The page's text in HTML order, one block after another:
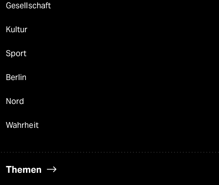
Gesellschaft
Kultur
Sport
Berlin
Nord
Wahrheit
Themen